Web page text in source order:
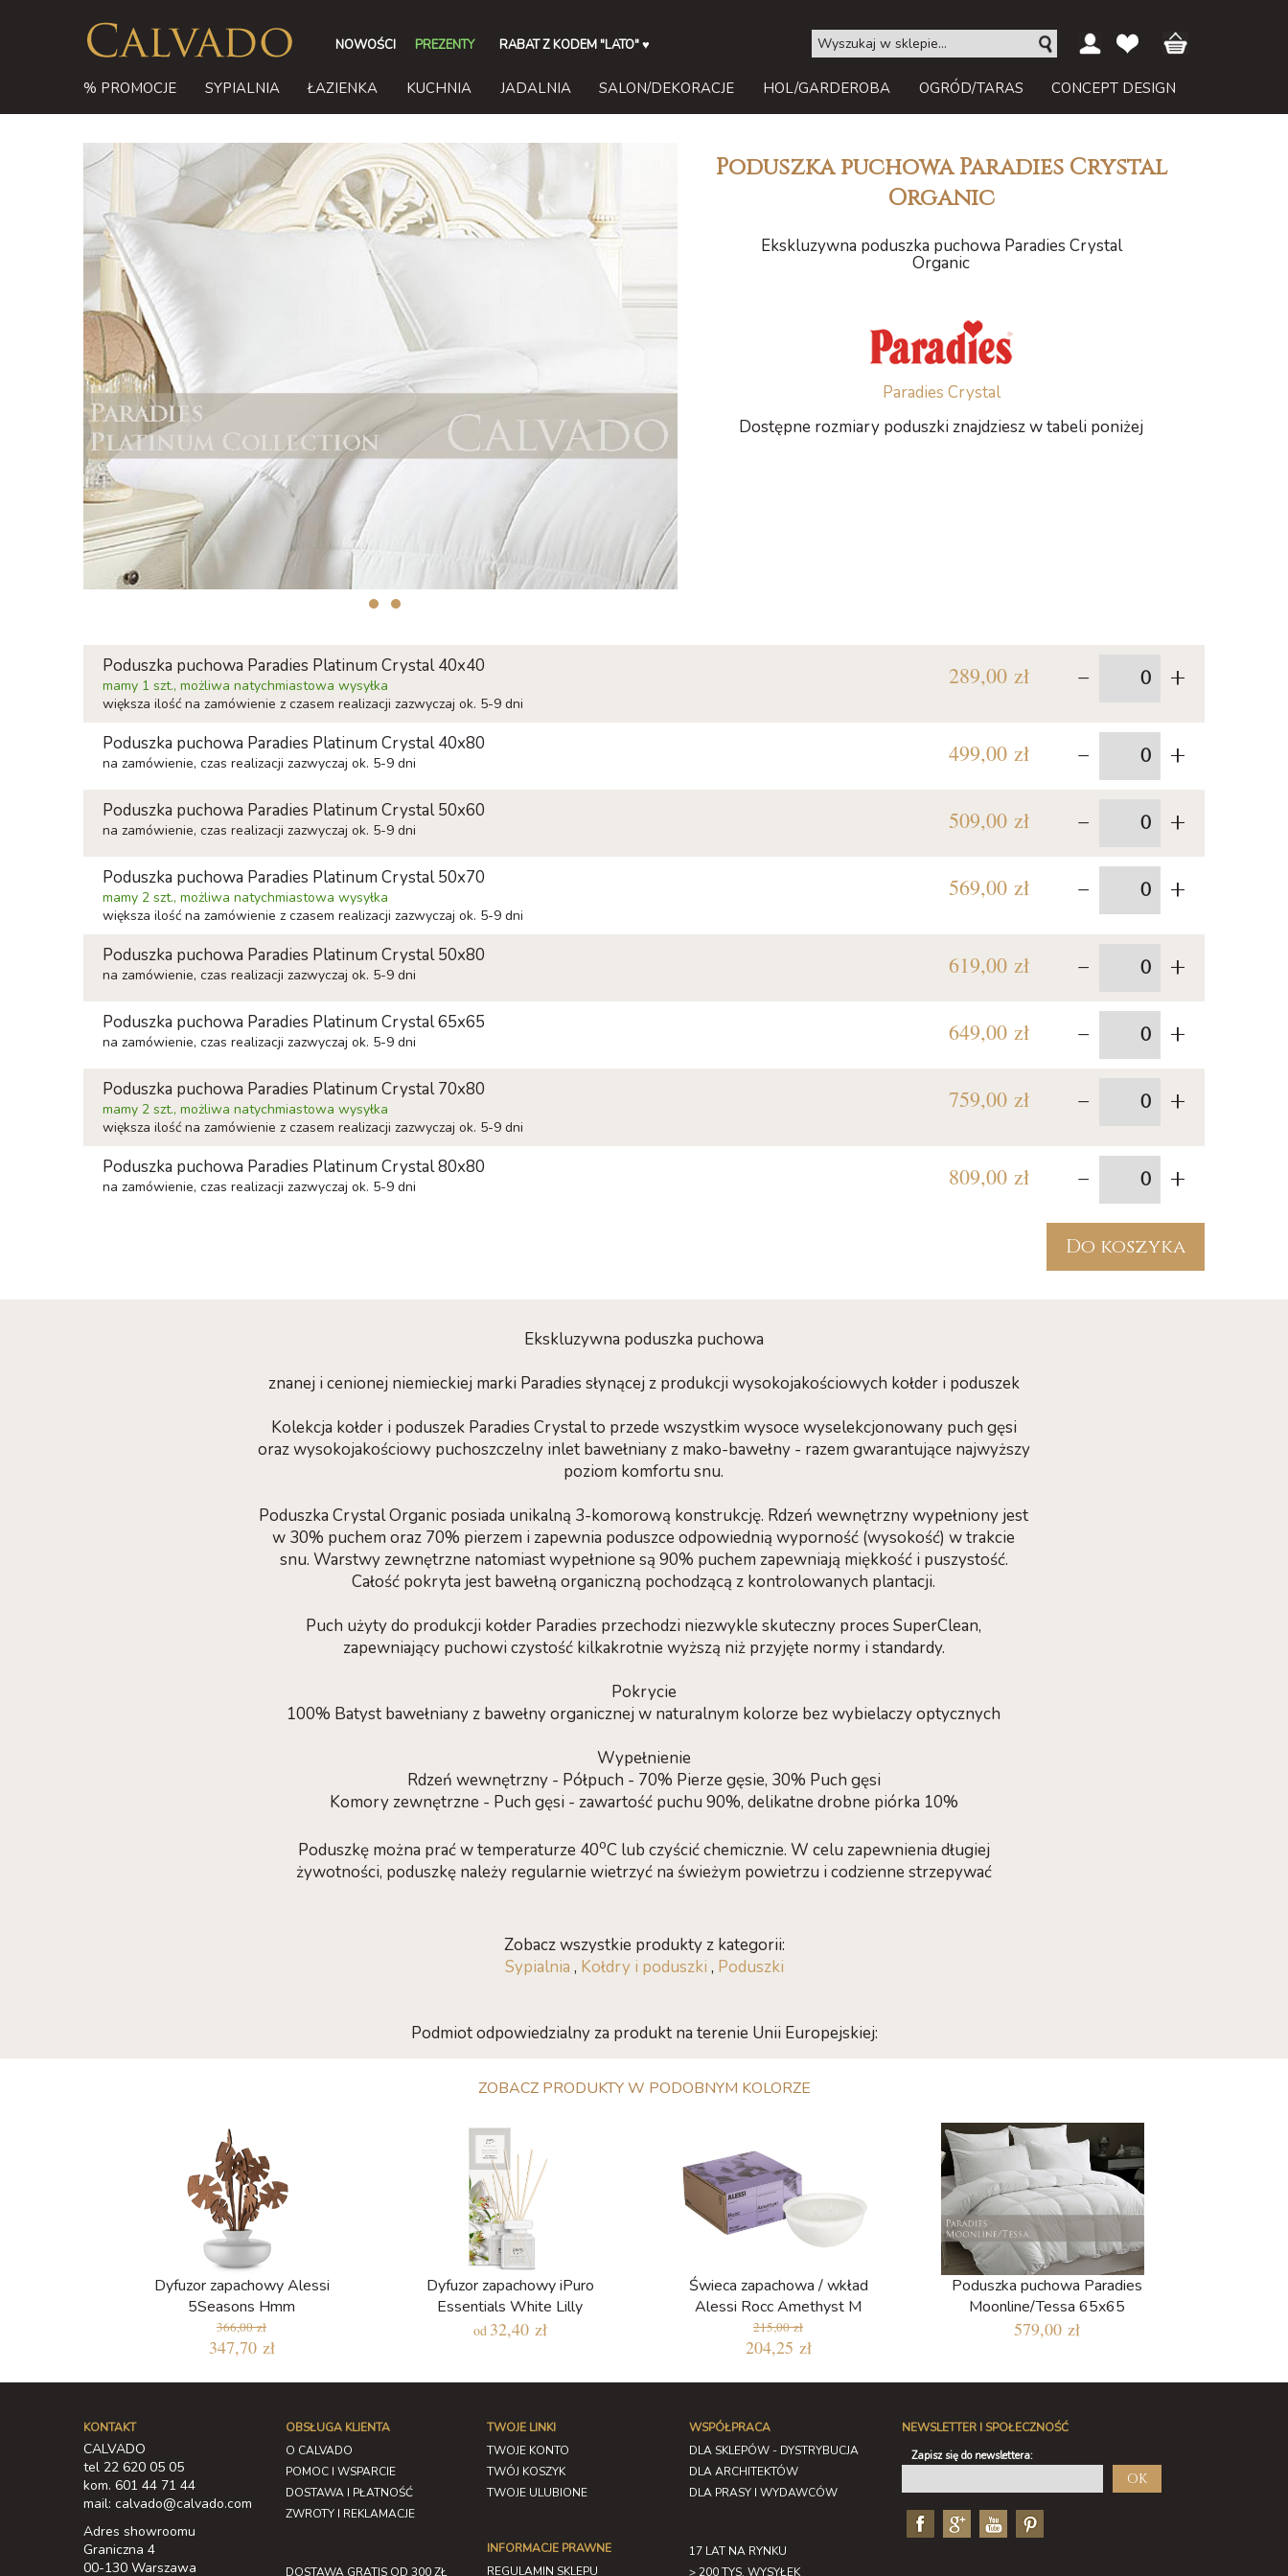
NOWOŚCI PREZENTY RABAT Z KODEM "LATO"♥
% PROMOCJE SYPIALNIA ŁAZIENKA KUCHNIA JADALNIA SALON/DEKORACJE HOL/GARDEROBA OGRÓD/TARAS CONCEPT DESIGN
Poduszka puchowa Paradies Crystal
Organic
Ekskluzywna poduszka puchowa Paradies Crystal
Organic
Paradies Crystal
Dostępne rozmiary poduszki znajdziesz w tabeli poniżej
Poduszka puchowa Paradies Platinum Crystal 40x40
mamy 1 szt., możliwa natychmiastowa wysyłka
większa ilość na zamówienie z czasem realizacji zazwyczaj ok. 5-9 dni
289,00 zł - +
Poduszka puchowa Paradies Platinum Crystal 40x80
na zamówienie, czas realizacji zazwyczaj ok. 5-9 dni 499,00 zł - +
Poduszka puchowa Paradies Platinum Crystal 50x60
na zamówienie, czas realizacji zazwyczaj ok. 5-9 dni 509,00 zł - +
Poduszka puchowa Paradies Platinum Crystal 50x70
mamy 2 szt., możliwa natychmiastowa wysyłka
większa ilość na zamówienie z czasem realizacji zazwyczaj ok. 5-9 dni
569,00 zł - +
Poduszka puchowa Paradies Platinum Crystal 50x80
na zamówienie, czas realizacji zazwyczaj ok. 5-9 dni 619,00 zł - +
Poduszka puchowa Paradies Platinum Crystal 65x65
na zamówienie, czas realizacji zazwyczaj ok. 5-9 dni 649,00 zł - +
Poduszka puchowa Paradies Platinum Crystal 70x80
mamy 2 szt., możliwa natychmiastowa wysyłka
większa ilość na zamówienie z czasem realizacji zazwyczaj ok. 5-9 dni
759,00 zł - +
Poduszka puchowa Paradies Platinum Crystal 80x80
na zamówienie, czas realizacji zazwyczaj ok. 5-9 dni 809,00 zł - +
Do koszyka
Ekskluzywna poduszka puchowa
znanej i cenionej niemieckiej marki Paradies słynącej z produkcji wysokojakościowych kołder i poduszek
Kolekcja kołder i poduszek Paradies Crystal to przede wszystkim wysoce wyselekcjonowany puch gęsi
oraz wysokojakościowy puchoszczelny inlet bawełniany z mako-bawełny - razem gwarantujące najwyższy
poziom komfortu snu.
Poduszka Crystal Organic posiada unikalną 3-komorową konstrukcję. Rdzeń wewnętrzny wypełniony jest
w 30% puchem oraz 70% pierzem i zapewnia poduszce odpowiednią wyporność (wysokość) w trakcie
snu. Warstwy zewnętrzne natomiast wypełnione są 90% puchem zapewniają miękkość i puszystość.
Całość pokryta jest bawełną organiczną pochodzącą z kontrolowanych plantacji.
Puch użyty do produkcji kołder Paradies przechodzi niezwykle skuteczny proces SuperClean,
zapewniający puchowi czystość kilkakrotnie wyższą niż przyjęte normy i standardy.
Pokrycie
100% Batyst bawełniany z bawełny organicznej w naturalnym kolorze bez wybielaczy optycznych
Wypełnienie
Rdzeń wewnętrzny - Półpuch - 70% Pierze gęsie, 30% Puch gęsi
Komory zewnętrzne - Puch gęsi - zawartość puchu 90%, delikatne drobne piórka 10%
Poduszkę można prać w temperaturze 40oC lub czyścić chemicznie. W celu zapewnienia długiej
żywotności, poduszkę należy regularnie wietrzyć na świeżym powietrzu i codzienne strzepywać
Zobacz wszystkie produkty z kategorii:
Sypialnia , Kołdry i poduszki , Poduszki
Podmiot odpowiedzialny za produkt na terenie Unii Europejskiej:
ZOBACZ PRODUKTY W PODOBNYM KOLORZE
Dyfuzor zapachowy Alessi
5Seasons Hmm
366,00 zł
347,70 zł
Dyfuzor zapachowy iPuro
Essentials White Lilly
od 32,40 zł
Świeca zapachowa / wkład
Alessi Rocc Amethyst M
215,00 zł
204,25 zł
Poduszka puchowa Paradies
Moonline/Tessa 65x65
579,00 zł
KONTAKT
CALVADO
tel 22 620 05 05
kom. 601 44 71 44
mail: calvado@calvado.com
Adres showroomu
Graniczna 4
00-130 Warszawa
OBSŁUGA KLIENTA
O CALVADO
POMOC I WSPARCIE
DOSTAWA I PŁATNOŚĆ
ZWROTY I REKLAMACJE
DOSTAWA GRATIS OD 300 ZŁ
TWOJE LINKI
TWOJE KONTO
TWÓJ KOSZYK
TWOJE ULUBIONE
INFORMACJE PRAWNE
REGULAMIN SKLEPU
WSPÓŁPRACA
DLA SKLEPÓW - DYSTRYBUCJA
DLA ARCHITEKTÓW
DLA PRASY I WYDAWCÓW
17 LAT NA RYNKU
> 200 TYS. WYSYŁEK
NEWSLETTER I SPOŁECZNOŚĆ
Zapisz się do newslettera:
OK